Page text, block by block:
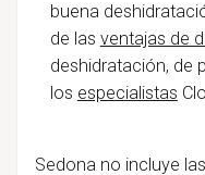
buena
de las ventajas de
deshidratación, de
los especialistas
Sedona no incluye